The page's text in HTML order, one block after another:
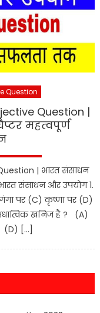
Question
Question |
महत्वपूर्ण
| भारत संसाधन
संसाधन और उपयोग 1.
पर (C) कृष्णा पर (D)
खनिज है ? (A)
[…]